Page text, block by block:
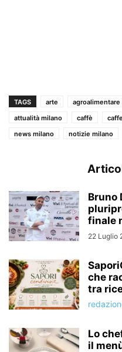
TAGS arte agroalimentare
attualità milano
caffè
news milano
notizie milano
Bruno
finale
22 Luglio
che
tra
Lo
il